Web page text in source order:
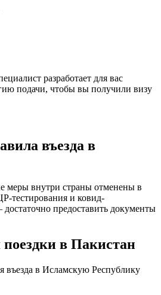
разработает для вас
подачи, чтобы вы получили визу
въезда в
меры внутри страны отменены в
тестирования и ковид-
предоставить документы
в Пакистан
въезда в Исламскую Республику